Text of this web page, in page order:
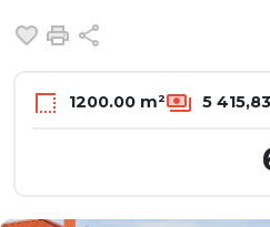
Dodaj do ulubionych
Drukuj
1200.00 m² 5